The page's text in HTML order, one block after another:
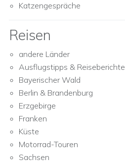
Katzengespräche
Reisen
andere Länder
Ausflugstipps & Reiseberichte
Bayerischer Wald
Berlin & Brandenburg
Erzgebirge
Franken
Küste
Motorrad-Touren
Sachsen